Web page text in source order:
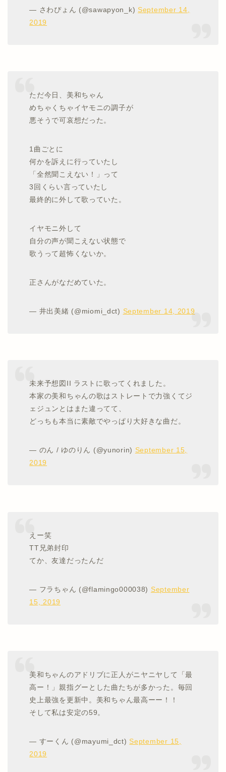
— さわぴょん (@sawapyon_k) September 14,
2019
ただ今日、美和ちゃん
めちゃくちゃイヤモニの調子が
悪そうで可哀想だった。
1曲ごとに
何かを訴えに行っていたし
「全然聞こえない！」って
3回くらい言っていたし
最終的に外して歌っていた。
イヤモニ外して
自分の声が聞こえない状態で
歌うって超怖くないか。
正さんがなだめていた。
— 井出美緒 (@miomi_dct) September 14, 2019
未来予想図II ラストに歌ってくれました。
本家の美和ちゃんの歌はストレートで力強くてジ
ェジュンとはまた違ってて、
どっちも本当に素敵でやっぱり大好きな曲だ。
— のん / ゆのりん (@yunorin) September 15,
2019
えー笑
TT兄弟封印
てか、友達だったんだ
— フラちゃん (@flamingo000038) September
15, 2019
美和ちゃんのアドリブに正人がニヤニヤして「最
高ー！」親指グーとした曲たちが多かった。毎回
史上最強を更新中。美和ちゃん最高ーー！！
そして私は安定の59。
— すーくん (@mayumi_dct) September 15,
2019